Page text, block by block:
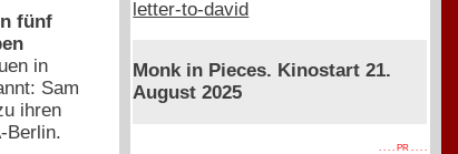
fünf
in
Sam
ihren
Berlin.
letter-to-david
Monk in Pieces. Kinostart 21.
August 2025
. . . . PR . . . .